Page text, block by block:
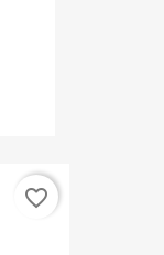
favorite_border